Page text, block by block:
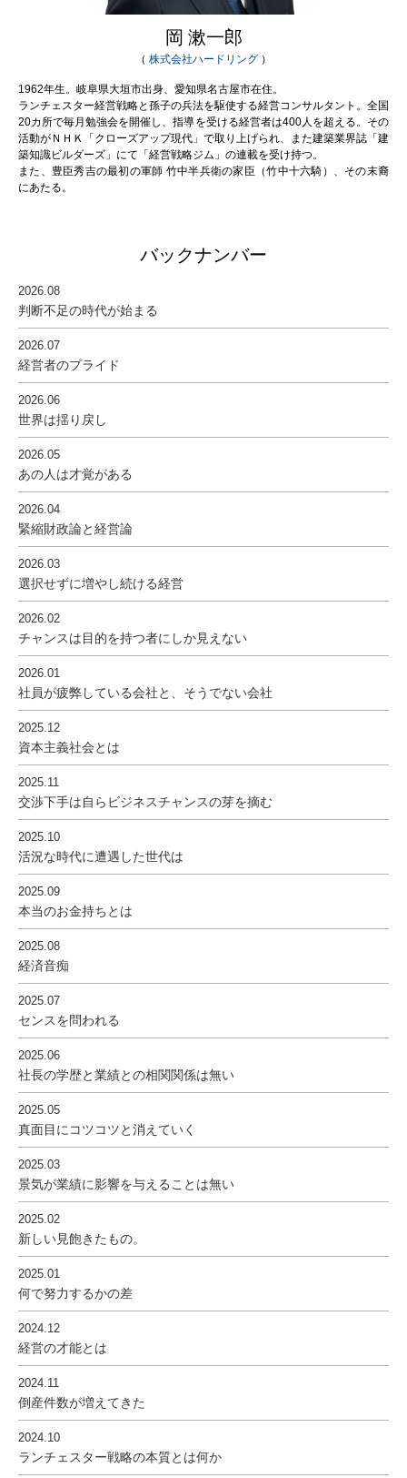
岡 漱一郎
（ 株式会社ハードリング ）
1962年生。岐阜県大垣市出身、愛知県名古屋市在住。
ランチェスター経営戦略と孫子の兵法を駆使する経営コンサルタント。全国
20カ所で毎月勉強会を開催し、指導を受ける経営者は400人を超える。その
活動がＮＨＫ「クローズアップ現代」で取り上げられ、また建築業界誌「建
築知識ビルダーズ」にて「経営戦略ジム」の連載を受け持つ。
また、豊臣秀吉の最初の軍師 竹中半兵衛の家臣（竹中十六騎）、その末裔
にあたる。
バックナンバー
2026.08
判断不足の時代が始まる
2026.07
経営者のプライド
2026.06
世界は揺り戻し
2026.05
あの人は才覚がある
2026.04
緊縮財政論と経営論
2026.03
選択せずに増やし続ける経営
2026.02
チャンスは目的を持つ者にしか見えない
2026.01
社員が疲弊している会社と、そうでない会社
2025.12
資本主義社会とは
2025.11
交渉下手は自らビジネスチャンスの芽を摘む
2025.10
活況な時代に遭遇した世代は
2025.09
本当のお金持ちとは
2025.08
経済音痴
2025.07
センスを問われる
2025.06
社長の学歴と業績との相関関係は無い
2025.05
真面目にコツコツと消えていく
2025.03
景気が業績に影響を与えることは無い
2025.02
新しい見飽きたもの。
2025.01
何で努力するかの差
2024.12
経営の才能とは
2024.11
倒産件数が増えてきた
2024.10
ランチェスター戦略の本質とは何か